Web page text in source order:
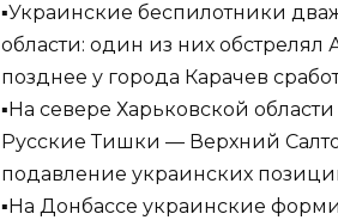
▪️Украинские беспилотники
области: один из них
позднее у города Карачев
▪️На севере Харьковской
Русские Тишки — Верхний
подавление украинских
▪️На Донбассе украинские